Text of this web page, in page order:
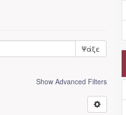
Ψάξε
Show Advanced Filters